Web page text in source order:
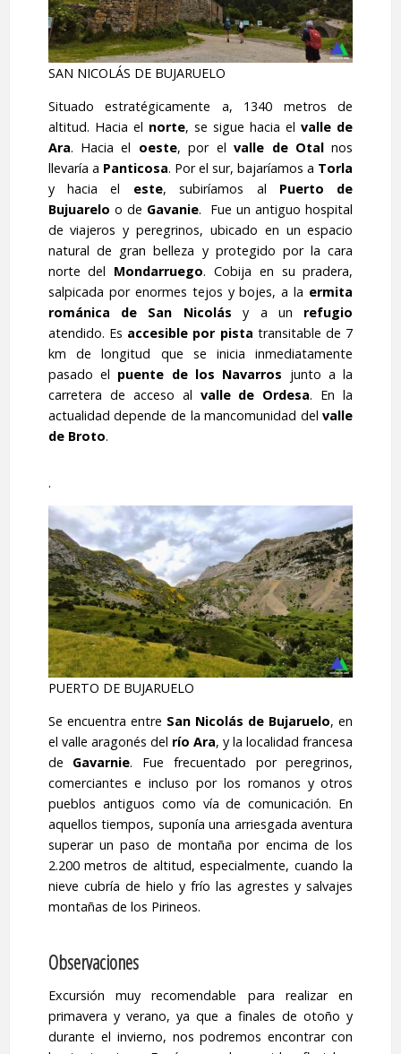
SAN NICOLÁS DE BUJARUELO
Situado estratégicamente a, 1340 metros de
altitud. Hacia el norte, se sigue hacia elvalle de
Ara. Hacia el oeste, por elvalle de Otal nos
llevaría a Panticosa. Por el sur, bajaríamos a Torla
y hacia el este, subiríamos al Puerto de
Bujuarelo o de Gavanie. Fue un antiguo hospital
de viajeros y peregrinos, ubicado en un espacio
natural de gran belleza y protegido por la cara
norte del Mondarruego. Cobija en su pradera,
salpicada por enormes tejos y bojes, a la ermita
románica de San Nicolás y a un refugio
atendido. Es accesible por pista transitable de 7
km de longitud que se inicia inmediatamente
pasado el puente de los Navarros junto a la
carretera de acceso al valle de Ordesa. En la
actualidad depende de la mancomunidad delvalle
de Broto.
.
PUERTO DE BUJARUELO
Se encuentra entre San Nicolás de Bujaruelo, en
el valle aragonés del río Ara, y la localidad francesa
de Gavarnie. Fue frecuentado por peregrinos,
comerciantes e incluso por los romanos y otros
pueblos antiguos como vía de comunicación. En
aquellos tiempos, suponía una arriesgada aventura
superar un paso de montaña por encima de los
2.200 metros de altitud, especialmente, cuando la
nieve cubría de hielo y frío las agrestes y salvajes
montañas de los Pirineos.
Observaciones
Excursión muy recomendable para realizar en
primavera y verano, ya que a finales de otoño y
durante el invierno, nos podremos encontrar con